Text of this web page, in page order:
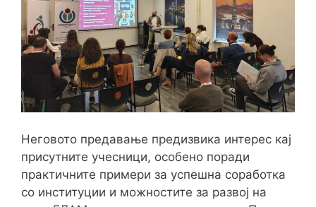
Неговото предавање предизвика интерес кај
присутните учесници, особено поради
практичните примери за успешна соработка
со институции и можностите за развој на